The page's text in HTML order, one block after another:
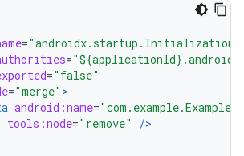
=
=
="false"
="merge" >
android:name=
tools:node="remove"
/>